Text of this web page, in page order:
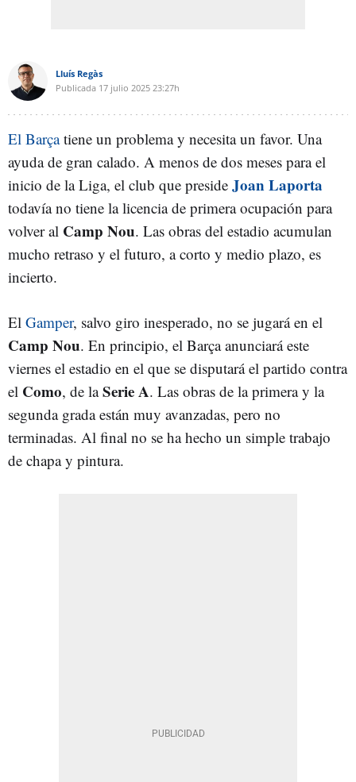
Lluís Regàs
Publicada 17 julio 2025 23:27h
El Barçatiene un problema y necesita un favor. Una
ayuda de gran calado. A menos de dos meses para el
inicio de la Liga, el club que preside Joan Laporta
todavía no tiene la licencia de primera ocupación para
volver al Camp Nou. Las obras del estadio acumulan
mucho retraso y el futuro, a corto y medio plazo, es
incierto.
El Gamper, salvo giro inesperado, no se jugará en el
Camp Nou. En principio, el Barça anunciará este
viernes el estadio en el que se disputará el partido contra
el Como, de laSerie A. Las obras de la primera y la
segunda grada están muy avanzadas, pero no
terminadas. Al final no se ha hecho un simple trabajo
de chapa y pintura.